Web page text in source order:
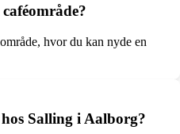
hvor du kan nyde en
Salling i Aalborg?